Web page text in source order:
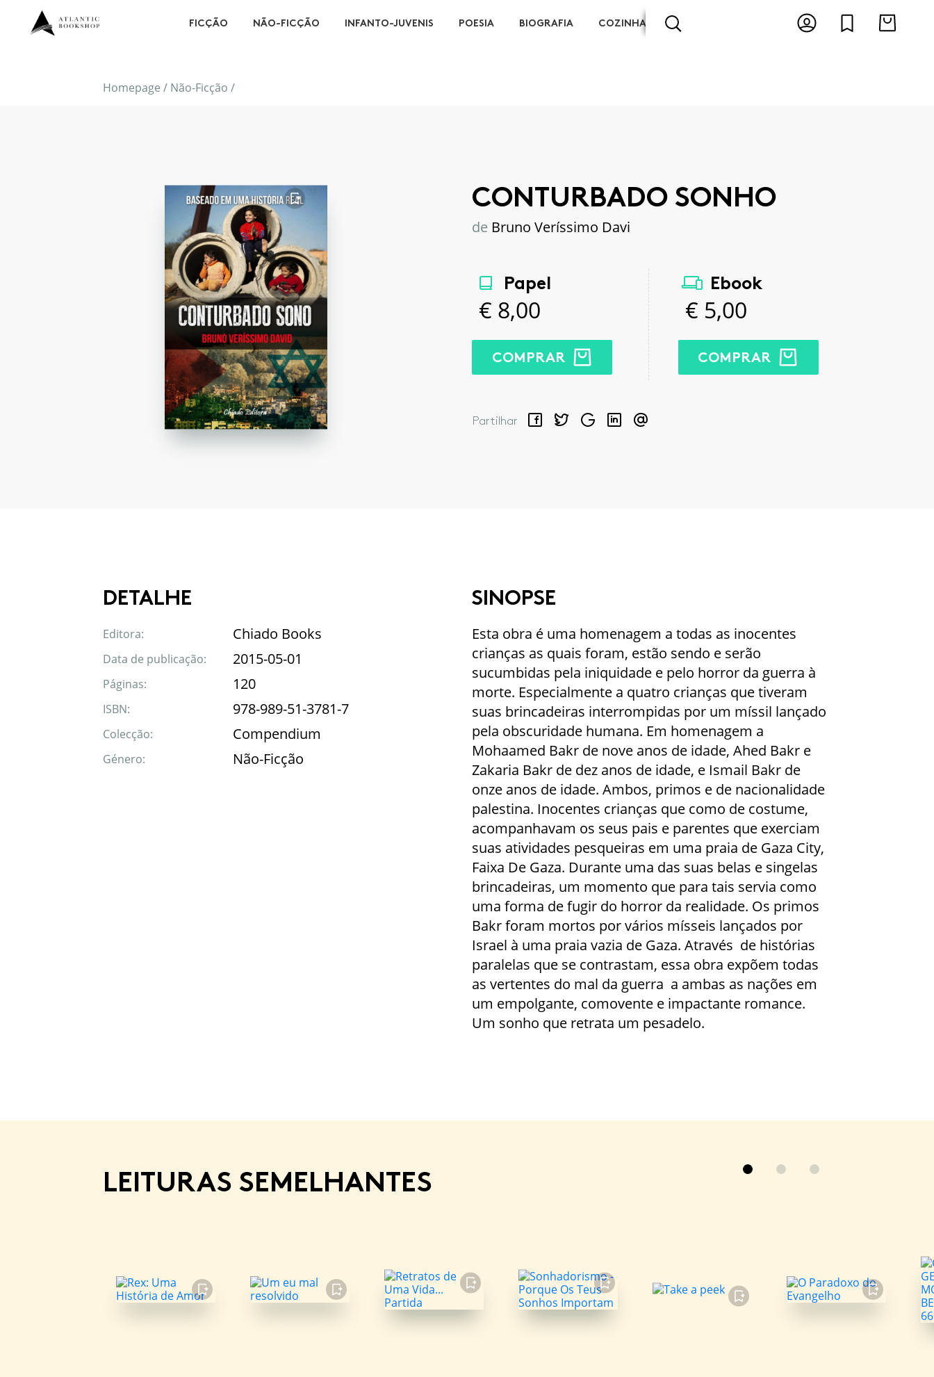
FICÇÃO NÃO-FICÇÃO INFANTO-JUVENIS POESIA BIOGRAFIA COZINHA ARTES E ESPECTÁCULOS ANTOLOGIAS
Homepage / Não-Ficção /
FAVORITO CONTURBADO SONHO
de Bruno Veríssimo Davi
Papel
€ 8,00
COMPRAR
Ebook
€ 5,00
COMPRAR
Partilhar FacebookTwitterGoogleLinkedIn
Email
DETALHE
Editora: Chiado Books
Data de publicação: 2015-05-01
Páginas: 120
ISBN: 978-989-51-3781-7
Colecção: Compendium
Género: Não-Ficção
SINOPSE
Esta obra é uma homenagem a todas as inocentes
crianças as quais foram, estão sendo e serão
sucumbidas pela iniquidade e pelo horror da guerra à
morte. Especialmente a quatro crianças que tiveram
suas brincadeiras interrompidas por um míssil lançado
pela obscuridade humana. Em homenagem a
Mohaamed Bakr de nove anos de idade, Ahed Bakr e
Zakaria Bakr de dez anos de idade, e Ismail Bakr de
onze anos de idade. Ambos, primos e de nacionalidade
palestina. Inocentes crianças que como de costume,
acompanhavam os seus pais e parentes que exerciam
suas atividades pesqueiras em uma praia de Gaza City,
Faixa De Gaza. Durante uma das suas belas e singelas
brincadeiras, um momento que para tais servia como
uma forma de fugir do horror da realidade. Os primos
Bakr foram mortos por vários mísseis lançados por
Israel à uma praia vazia de Gaza. Através de histórias
paralelas que se contrastam, essa obra expõem todas
as vertentes do mal da guerra a ambas as nações em
um empolgante, comovente e impactante romance.
Um sonho que retrata um pesadelo.
LEITURAS SEMELHANTES
FAVORITO FAVORITO FAVORITO FAVORITO FAVORITO FAVORITO